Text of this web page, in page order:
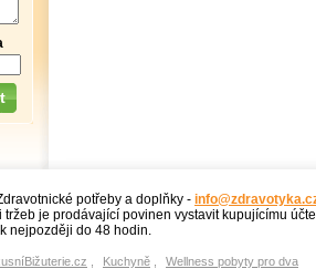
potřeby a doplňky -
tržeb je prodávající povinen vystavit kupujícímu
nejpozději do 48 hodin.
Kuchyně Wellness pobyty pro dva